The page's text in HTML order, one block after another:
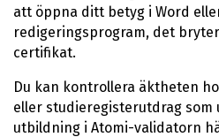
att öppna ditt betyg i Word
redigeringsprogram, det
certifikat.
Du kan kontrollera äktheten
eller studieregisterutdrag som
utbildning i Atomi-validatorn